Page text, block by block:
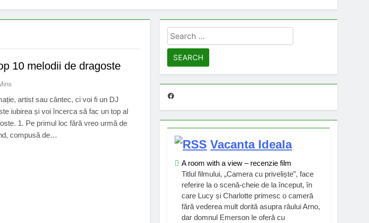
10 melodii de dragoste
artist sau cântec, ci voi fi un DJ
iubirea și voi încerca să fac un top al
1. Pe primul loc fără vreo urmă de
compusă de…
Search
for:
Vacanta Ideala
A room with a view – recenzie film
Titlul filmului, „Camera cu priveliște”, face
referire la o scenă-cheie de la început, în
care Lucy și Charlotte primesc o cameră
fără vederea mult dorită asupra râului Arno,
dar domnul Emerson le oferă cu